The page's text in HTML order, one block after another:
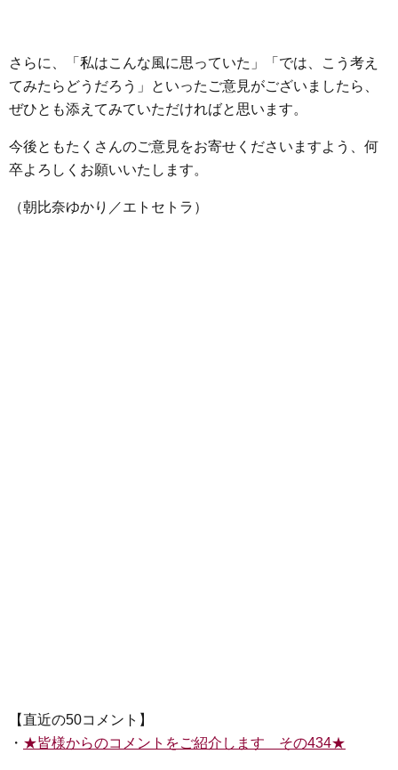
さらに、「私はこんな風に思っていた」「では、こう考え
てみたらどうだろう」といったご意見がございましたら、
ぜひとも添えてみていただければと思います。
今後ともたくさんのご意見をお寄せくださいますよう、何
卒よろしくお願いいたします。
（朝比奈ゆかり／エトセトラ）
【直近の50コメント】
・ ★皆様からのコメントをご紹介します その434★